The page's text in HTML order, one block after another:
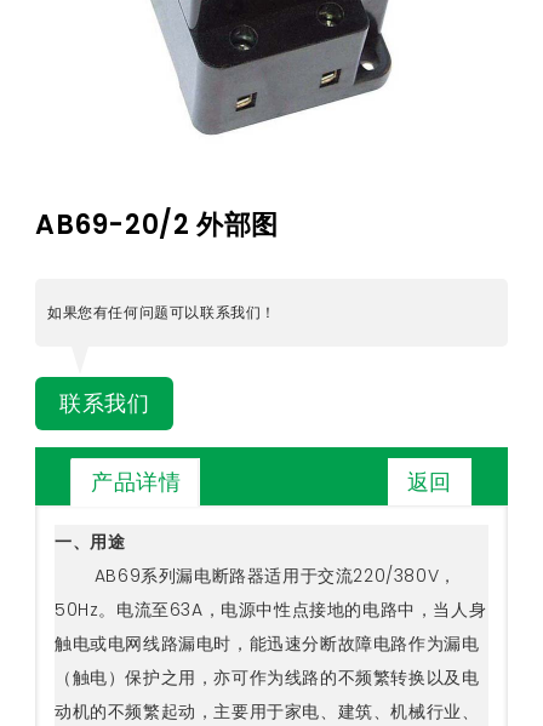
AB69-20/2 外部图
如果您有任何问题可以联系我们！
联系我们
产品详情 返回
一、用途
AB69系列漏电断路器适用于交流220/380V，
50Hz。电流至63A，电源中性点接地的电路中，当人身
触电或电网线路漏电时，能迅速分断故障电路作为漏电
（触电）保护之用，亦可作为线路的不频繁转换以及电
动机的不频繁起动，主要用于家电、建筑、机械行业、